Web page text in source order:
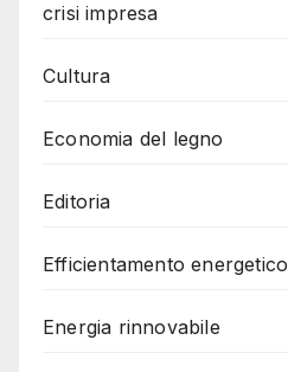
crisi impresa
Cultura
Economia del legno
Editoria
Efficientamento energetico
Energia rinnovabile